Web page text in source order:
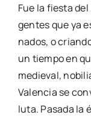
Fue la fies­ta del
gen­tes que ya
na­dos, o
un tiem­po en
medie­val,
Valen­cia se
lu­ta. Pasa­da la